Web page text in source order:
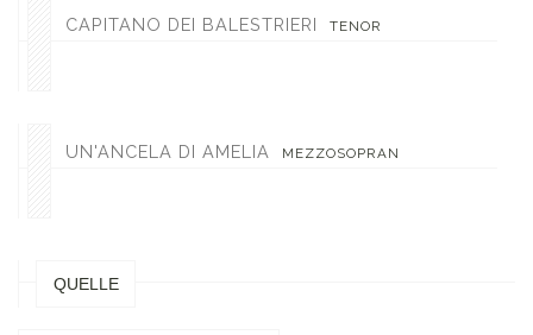
CAPITANO DEI BALESTRIERI TENOR
UN'ANCELA DI AMELIA MEZZOSOPRAN
QUELLE